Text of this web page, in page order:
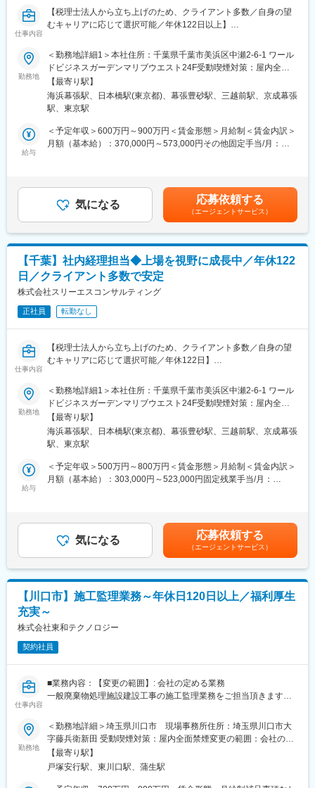
■採用背景：
ンバーを募集します。
◇将来的には人材紹介事業を牽引頂く予定です。マネジメント等
にも興味がある方を希望します。
■当社の魅力
ことが可能です。
例えば職業訓練校でエンプロイヤーアビリティー（雇われ能力）
も、キャリアップのチャンスが多くあり、チャンスをつかむこと
ができます
■当社の特徴：
◇当社は、税理士法人を母体とした課題解決型コンサルティング
企業として、システム導入や人材事業、さらにアウトソーシン
グ・労務・不動産・事業承継コンサルティングなどを展開してお
ります。
◇2019年社長が交代、業種業態問わず様々なお客様に、より高品
質なサービスを提供しています。
仕事内容
【税理士法人から立ち上げのため、クライアント多数／自身の望
むキャリアに応じて選択可能／年休122日以上】
以上の歴史がある当社にて、自社の経理業務をお任せいたしま
す。
IPO準備中真っただ中の当社にて子会社連結決算含めご対応をいた
だきます。
■業務概要：
自社及びグループ会社の月次、年次決算業務を管理職の下、実施
頂きます。
・利益管理体制の構築と運用
・内部統制監査や各種審査への対応
・IPOを見据えた社内の管理体制構築
■当社の特徴：
当社は、税理士法人を母体とした課題解決型コンサルティング企
業として、システム導入や人材事業、さらにアウトソーシング・
す。
2019年社長が交代し41歳の社長のもとで、業種業態問わず様々な
ークを積極的に導入し、従業員の働き方改革と生産性向上を推進
しています。
勤務地
＜勤務地詳細1＞本社住所：千葉県千葉市美浜区中瀬2-6-1 ワール
ドビジネスガーデンマリブウエスト24F受動喫煙対策：屋内全面
禁煙＜勤務地詳細2＞東京オフィス住所：東京都中央区日本橋2-2-
21 日本橋二丁目ビル4階受動喫煙対策：屋内全面禁煙
【最寄り駅】
海浜幕張駅、日本橋駅(東京都)、幕張豊砂駅、三越前駅、京成幕張
駅、東京駅
給与
＜予定年収＞600万円～900万円＜賃金形態＞月給制＜賃金内訳＞
月額（基本給）：370,000円～573,000円その他固定手当/月：
気になる 応募依頼する
（エージェントサービス）
【千葉】社内経理担当◆上場を視野に成長中／年休122
日／クライアント多数で安定
株式会社スリーエスコンサルティング
正社員 転勤なし
仕事内容
【税理士法人から立ち上げのため、クライアント多数／自身の望
むキャリアに応じて選択可能／年休122日】
以上の歴史がある当社にて、自社の経理業務をお任せいたしま
す。
IPO準備中真っただ中の当社にて子会社連結決算含めご対応をいた
だきます。
■業務概要：
自社及び子会社の月次、年次決算(連結含む)を実施頂きます。
※将来的には以下の業務をお任せします。
・内部統制監査や各種審査への対応
・IPOを見据えた社内の管理体制構築
・社内経理業務のDX化推進
当社は、税理士法人を母体とした課題解決型コンサルティング企
業として、システム導入や人材事業、さらにアウトソーシング・
労務・不動産・事業承継コンサルティングなどを展開していま
2019年社長が交代し41歳の社長のもとで、業種業態問わず様々な
お客様に、より高品質なサービスを提供しています。またテレワ
しています。
勤務地
＜勤務地詳細1＞本社住所：千葉県千葉市美浜区中瀬2-6-1 ワール
ドビジネスガーデンマリブウエスト24F受動喫煙対策：屋内全面
禁煙＜勤務地詳細2＞東京オフィス住所：東京都中央区日本橋2-2-
21 日本橋二丁目ビル4階受動喫煙対策：屋内全面禁煙変更の範
囲：会社の定める事業所
【最寄り駅】
海浜幕張駅、日本橋駅(東京都)、幕張豊砂駅、三越前駅、京成幕張
駅、東京駅
給与
＜予定年収＞500万円～800万円＜賃金形態＞月給制＜賃金内訳＞
月額（基本給）：303,000円～523,000円固定残業手当/月：
であり、選考を通じて上下する可能性があります。月給(月額)は固
定手当を含めた表記です。
気になる 応募依頼する
（エージェントサービス）
【川口市】施工監理業務～年休日120日以上／福利厚生
充実～
株式会社東和テクノロジー
契約社員
仕事内容
■業務内容：【変更の範囲】: 会社の定める業務
一般廃棄物処理施設建設工事の施工監理業務をご担当頂きます。
ざいます。
■選考フロー：
社長様とのご面接（１回）を予定しております。
■U・Iターンの方／単身赴任をご希望の方歓迎
勤務地
＜勤務地詳細＞埼玉県川口市 現場事務所住所：埼玉県川口市大
字藤兵衛新田 受動喫煙対策：屋内全面禁煙変更の範囲：会社の定
める事業所
【最寄り駅】
戸塚安行駅、東川口駅、蒲生駅